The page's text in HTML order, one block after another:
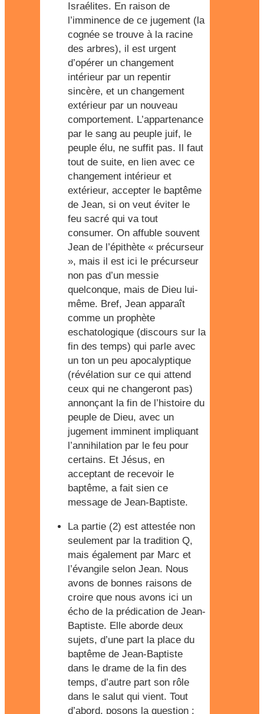
Israélites. En raison de
l’imminence de ce jugement (la
cognée se trouve à la racine
des arbres), il est urgent
d’opérer un changement
intérieur par un repentir
sincère, et un changement
extérieur par un nouveau
comportement. L’appartenance
par le sang au peuple juif, le
peuple élu, ne suffit pas. Il faut
tout de suite, en lien avec ce
changement intérieur et
extérieur, accepter le baptême
de Jean, si on veut éviter le
feu sacré qui va tout
consumer. On affuble souvent
Jean de l’épithète « précurseur
», mais il est ici le précurseur
non pas d’un messie
quelconque, mais de Dieu lui-
même. Bref, Jean apparaît
comme un prophète
eschatologique (discours sur la
fin des temps) qui parle avec
un ton un peu apocalyptique
(révélation sur ce qui attend
ceux qui ne changeront pas)
annonçant la fin de l’histoire du
peuple de Dieu, avec un
jugement imminent impliquant
l’annihilation par le feu pour
certains. Et Jésus, en
acceptant de recevoir le
baptême, a fait sien ce
message de Jean-Baptiste.
La partie (2) est attestée non
seulement par la tradition Q,
mais également par Marc et
l’évangile selon Jean. Nous
avons de bonnes raisons de
croire que nous avons ici un
écho de la prédication de Jean-
Baptiste. Elle aborde deux
sujets, d’une part la place du
baptême de Jean-Baptiste
dans le drame de la fin des
temps, d’autre part son rôle
dans le salut qui vient. Tout
d’abord, posons la question :